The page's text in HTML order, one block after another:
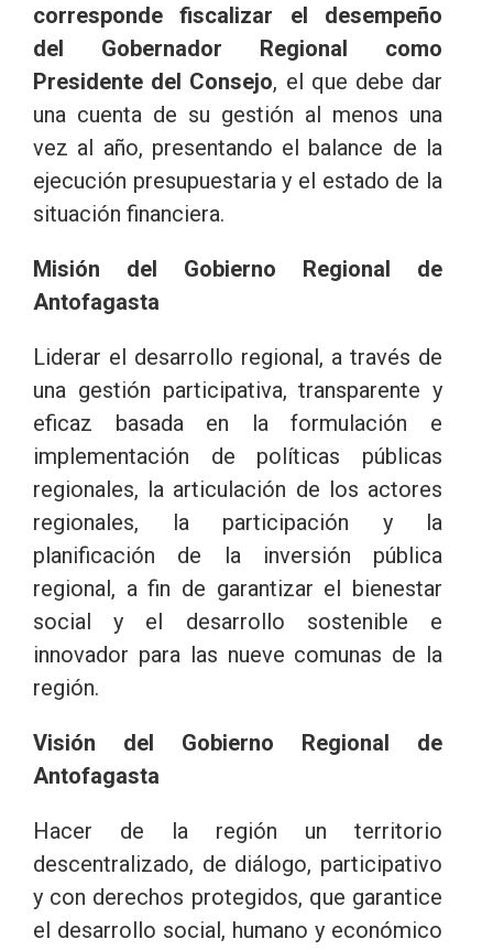
corresponde fiscalizar el desempeño
del Gobernador Regional como
Presidente del Consejo, el que debe dar
una cuenta de su gestión al menos una
vez al año, presentando el balance de la
ejecución presupuestaria y el estado de la
situación financiera.
Misión del Gobierno Regional de
Antofagasta
Liderar el desarrollo regional, a través de
una gestión participativa, transparente y
eficaz basada en la formulación e
implementación de políticas públicas
regionales, la articulación de los actores
regionales, la participación y la
planificación de la inversión pública
regional, a fin de garantizar el bienestar
social y el desarrollo sostenible e
innovador para las nueve comunas de la
región.
Visión del Gobierno Regional de
Antofagasta
Hacer de la región un territorio
descentralizado, de diálogo, participativo
y con derechos protegidos, que garantice
el desarrollo social, humano y económico